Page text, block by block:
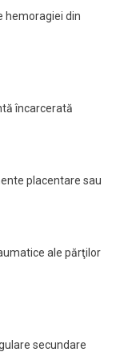
din
încarcerată
placentare sau
ale părţilor
secundare